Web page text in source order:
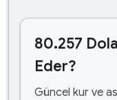
80.257
Eder?
Güncel kur ve